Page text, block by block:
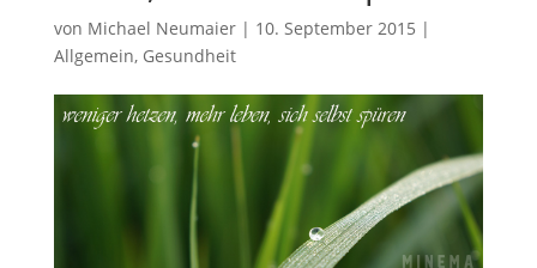
von Michael Neumaier| 10. September 2015 |
Allgemein, Gesundheit